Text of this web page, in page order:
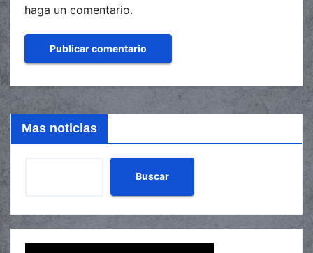
haga un comentario.
Mas noticias
Buscar